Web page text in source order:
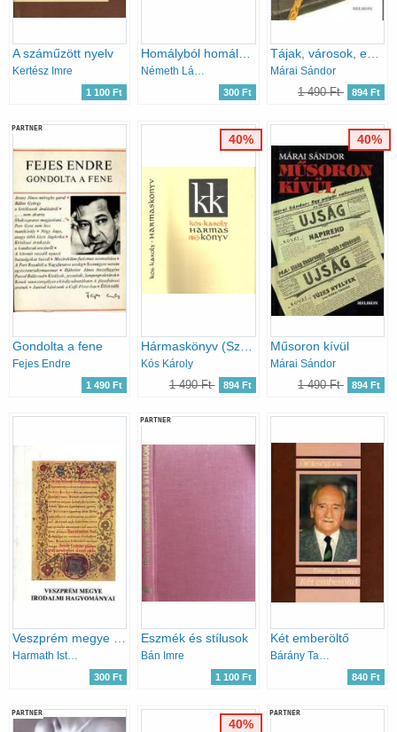
A száműzött nyelv
Kertész Imre
1 100 Ft
Németh László
300 Ft
Tájak, városok, emberek
Márai Sándor
1 490 Ft 894 Ft
PARTNER
Gondolta a fene
Fejes Endre
1 490 Ft
Kós Károly
1 490 Ft 894 Ft
40%
Műsoron kívül
Márai Sándor
1 490 Ft 894 Ft
40%
Veszprém megye irodalmi hagyományai
Harmath István-Katsányi Sándor
300 Ft
PARTNER
Eszmék és stílusok
Bán Imre
1 100 Ft
Két emberöltő
Bárány Tamás
840 Ft
PARTNER
40%
PARTNER